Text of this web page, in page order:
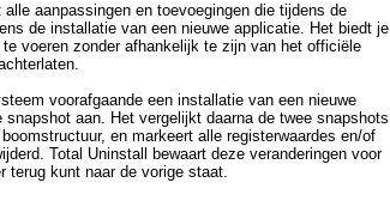
aanpassingen en toevoegingen die tijdens de
de installatie van een nieuwe applicatie. Het biedt je
voeren zonder afhankelijk te zijn van het officiële
voorafgaande een installatie van een nieuwe
aan. Het vergelijkt daarna de twee snapshots
en markeert alle registerwaardes en/of
Total Uninstall bewaart deze veranderingen voor
terug kunt naar de vorige staat.